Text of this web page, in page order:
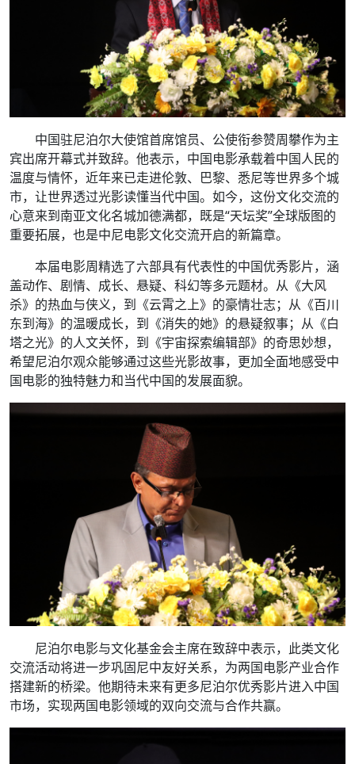
中国驻尼泊尔大使馆首席馆员、公使衔参赞周攀作为主
宾出席开幕式并致辞。他表示，中国电影承载着中国人民的
温度与情怀，近年来已走进伦敦、巴黎、悉尼等世界多个城
市，让世界透过光影读懂当代中国。如今，这份文化交流的
心意来到南亚文化名城加德满都，既是“天坛奖”全球版图的
重要拓展，也是中尼电影文化交流开启的新篇章。
本届电影周精选了六部具有代表性的中国优秀影片，涵
盖动作、剧情、成长、悬疑、科幻等多元题材。从《大风
杀》的热血与侠义，到《云霄之上》的豪情壮志；从《百川
东到海》的温暖成长，到《消失的她》的悬疑叙事；从《白
塔之光》的人文关怀，到《宇宙探索编辑部》的奇思妙想，
希望尼泊尔观众能够通过这些光影故事，更加全面地感受中
国电影的独特魅力和当代中国的发展面貌。
尼泊尔电影与文化基金会主席在致辞中表示，此类文化
交流活动将进一步巩固尼中友好关系，为两国电影产业合作
搭建新的桥梁。他期待未来有更多尼泊尔优秀影片进入中国
市场，实现两国电影领域的双向交流与合作共赢。